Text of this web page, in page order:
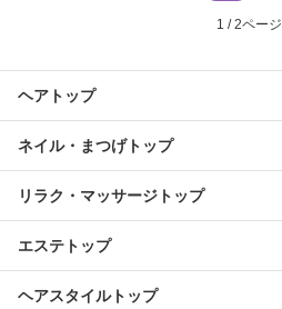
1 / 2ページ
ヘアトップ
ネイル・まつげトップ
リラク・マッサージトップ
エステトップ
ヘアスタイルトップ